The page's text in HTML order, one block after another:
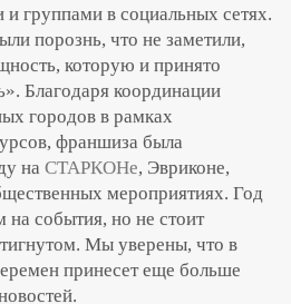
и группами в социальных сетях.
порознь, что не заметили,
которую и принято
Благодаря координации
городов в рамках
франшиза была
на СТАРКОНе, Эвриконе,
мероприятиях. Год
события, но не стоит
Мы уверены, что в
принесет еще больше